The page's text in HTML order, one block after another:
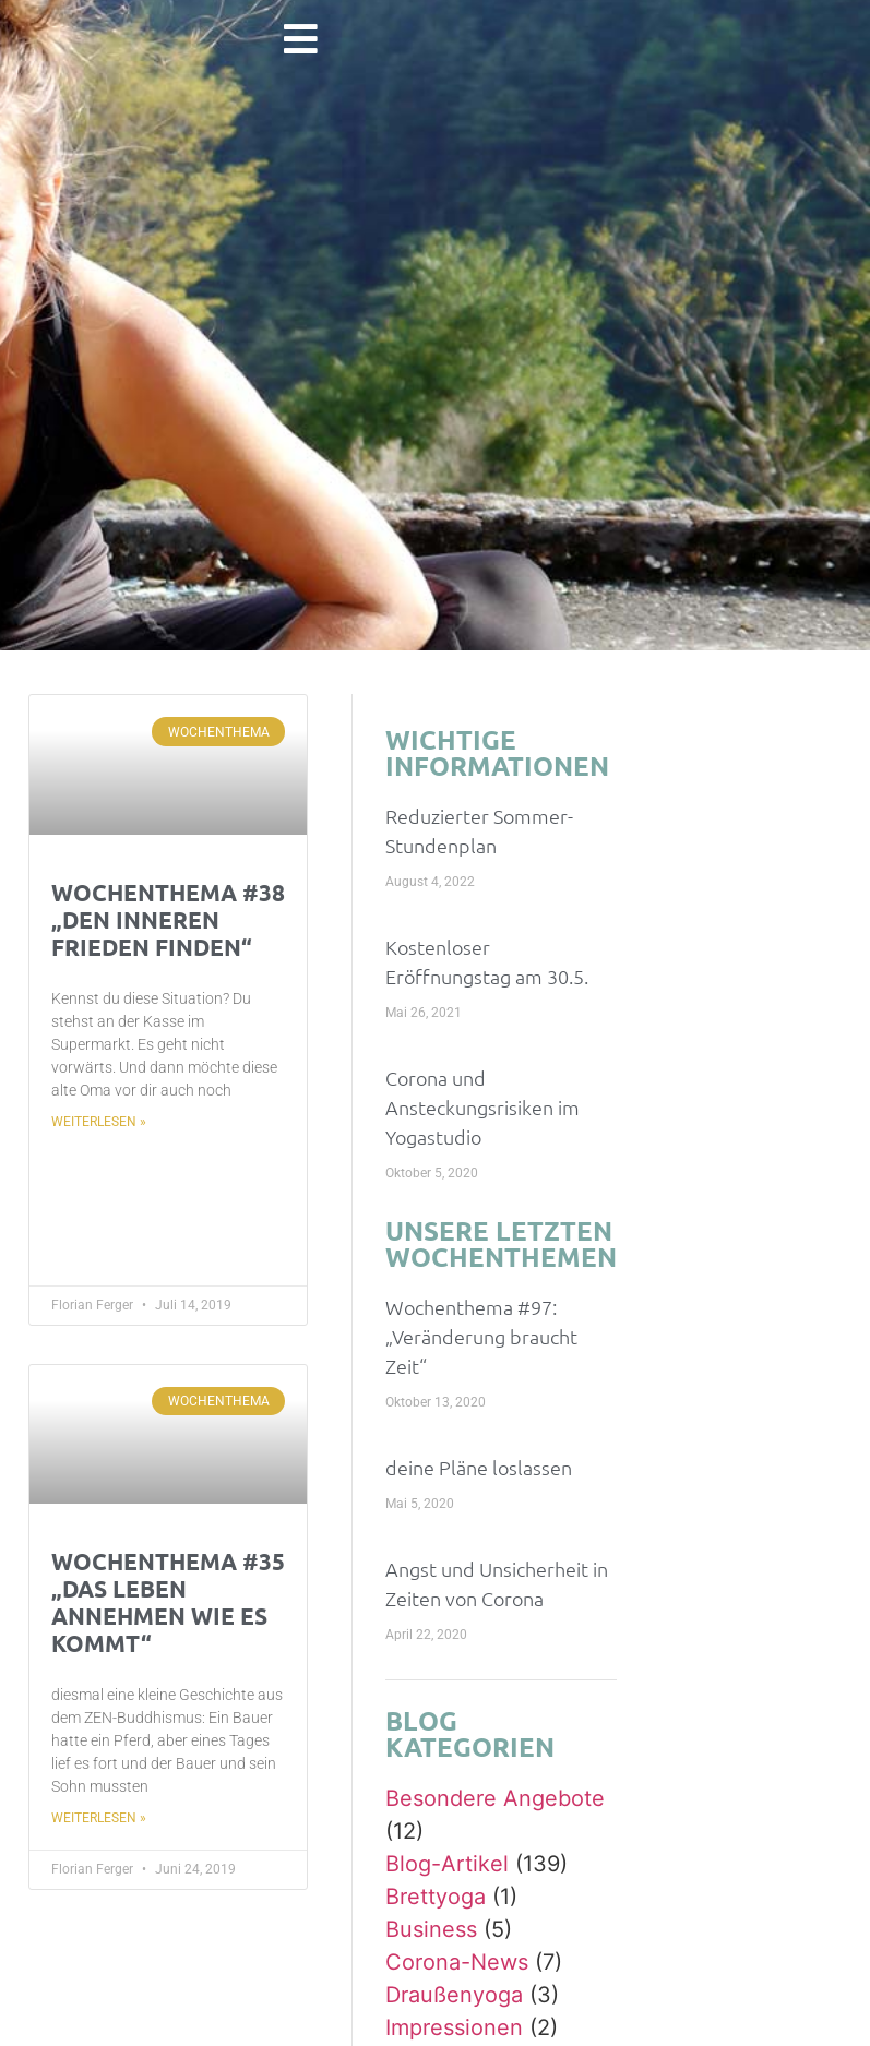
WOCHENTHEMA
WOCHENTHEMA #38
„DEN INNEREN
FRIEDEN FINDEN“
Kennst du diese Situation? Du
stehst an der Kasse im
Supermarkt. Es geht nicht
vorwärts. Und dann möchte diese
alte Oma vor dir auch noch
WEITERLESEN »
Florian Ferger Juli 14, 2019
WOCHENTHEMA
WOCHENTHEMA #35
„DAS LEBEN
ANNEHMEN WIE ES
KOMMT“
diesmal eine kleine Geschichte aus
dem ZEN-Buddhismus: Ein Bauer
hatte ein Pferd, aber eines Tages
lief es fort und der Bauer und sein
Sohn mussten
WEITERLESEN »
Florian Ferger Juni 24, 2019
WICHTIGE
INFORMATIONEN
Reduzierter Sommer-
Stundenplan
August 4, 2022
Kostenloser
Eröffnungstag am 30.5.
Mai 26, 2021
Corona und
Ansteckungsrisiken im
Yogastudio
Oktober 5, 2020
UNSERE LETZTEN
WOCHENTHEMEN
Wochenthema #97:
„Veränderung braucht
Zeit“
Oktober 13, 2020
deine Pläne loslassen
Mai 5, 2020
Angst und Unsicherheit in
Zeiten von Corona
April 22, 2020
BLOG
KATEGORIEN
Besondere Angebote
(12)
Blog-Artikel (139)
Brettyoga (1)
Business (5)
Corona-News (7)
Draußenyoga (3)
Impressionen (2)